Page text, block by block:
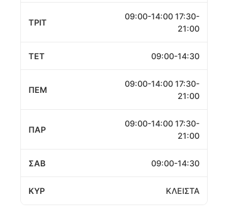
ΤΡΙΤ
09:00-14:00 17:30-
21:00
ΤΕΤ 09:00-14:30
ΠΕΜ
09:00-14:00 17:30-
21:00
ΠΑΡ
09:00-14:00 17:30-
21:00
ΣΑΒ 09:00-14:30
ΚΥΡ ΚΛΕΙΣΤΑ